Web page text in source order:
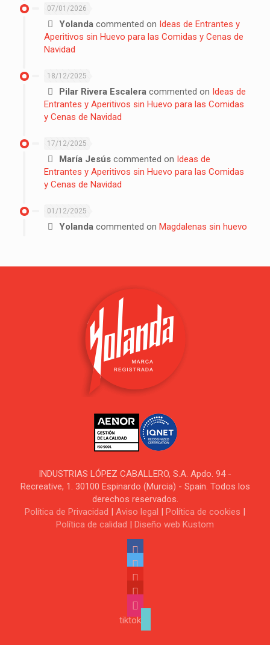
07/01/2026
Yolanda commented on Ideas de Entrantes y
Aperitivos sin Huevo para las Comidas y Cenas de
Navidad
18/12/2025
Pilar Rivera Escalera commented on Ideas de
Entrantes y Aperitivos sin Huevo para las Comidas
y Cenas de Navidad
17/12/2025
María Jesús commented on Ideas de
Entrantes y Aperitivos sin Huevo para las Comidas
y Cenas de Navidad
01/12/2025
Yolanda commented on Magdalenas sin huevo
INDUSTRIAS LÓPEZ CABALLERO, S.A. Apdo. 94 -
Recreative, 1. 30100 Espinardo (Murcia) - Spain. Todos los
derechos reservados.
Política de Privacidad | Aviso legal | Política de cookies |
Política de calidad | Diseño web Kustom
tiktok